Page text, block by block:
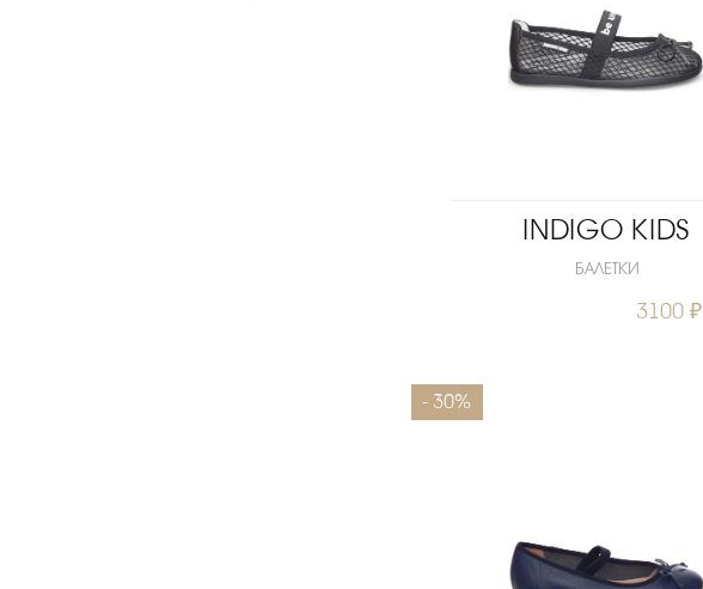
INDIGO KIDS
БАЛЕТКИ
3100 ₽
- 30%